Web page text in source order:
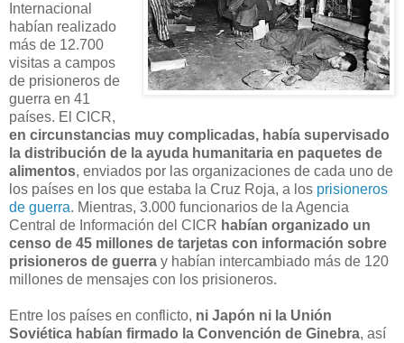
Internacional
habían realizado
más de 12.700
visitas a campos
de prisioneros de
guerra en 41
países. El CICR,
en circunstancias muy complicadas, había supervisado
la distribución de la ayuda humanitaria en paquetes de
alimentos, enviados por las organizaciones de cada uno de
los países en los que estaba la Cruz Roja, a los prisioneros
de guerra. Mientras, 3.000 funcionarios de la Agencia
Central de Información del CICR habían organizado un
censo de 45 millones de tarjetas con información sobre
prisioneros de guerra y habían intercambiado más de 120
millones de mensajes con los prisioneros.
Entre los países en conflicto, ni Japón ni la Unión
Soviética habían firmado la Convención de Ginebra, así